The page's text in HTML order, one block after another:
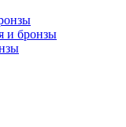
и бронзы